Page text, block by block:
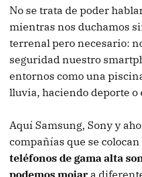
No se trata de poder
mientras nos duchamos
terrenal pero necesario:
seguridad nuestro
entornos como una
lluvia, haciendo deporte o
Aquí Samsung, Sony y
compañías que se colocan
teléfonos de gama alta